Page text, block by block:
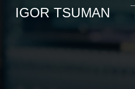
IGOR TSUMAN